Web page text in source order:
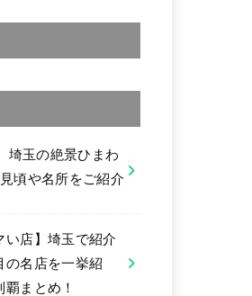
埼玉の絶景ひまわ
頃や名所をご紹介
い店】埼玉で紹介
の名店を一挙紹
まとめ！